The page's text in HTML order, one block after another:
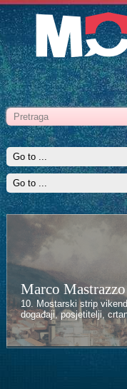
Marco Mastrazzo
10. Mostarski strip
događaji, posjetitelji,
Kenan Halilović
10. Mostarski strip
događaji, posjetitelji,